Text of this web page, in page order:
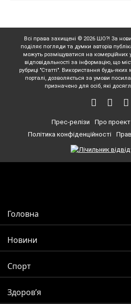
Всі права захищені © 2026 ШО?! За
поділяє погляди та думки авторів
можуть розміщуватися на комерційних
відповідальності за інформацію, що
рубриці "Статті". Використання будь-
порталі, дозволяється за умови
призначено для осіб, які
Прес-релізи Про проект
Політика конфіденційності
Головна
Новини
Спорт
Здоров’я